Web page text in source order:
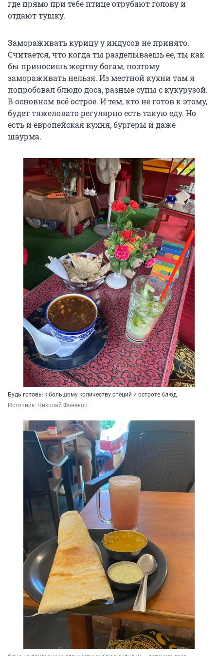
где прямо при тебе птице отрубают голову и
отдают тушку.
Замораживать курицу у индусов не принято.
Считается, что когда ты разделываешь ее, ты как
бы приносишь жертву богам, поэтому
замораживать нельзя. Из местной кухни там я
попробовал блюдо доса, разные супы с кукурузой.
В основном всё острое. И тем, кто не готов к этому,
будет тяжеловато регулярно есть такую еду. Но
есть и европейская кухня, бургеры и даже
шаурма.
Будь готовы к большому количеству специй и остроте блюд
Источник: Николай Фонаков